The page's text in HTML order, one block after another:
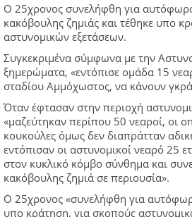
Ο 25χρονος συνελήφθη για
κακόβουλης ζημιάς και τέθηκε υπο
αστυνομικών εξετάσεων.
Συγκεκριμένα σύμφωνα με την
ξημερώματα, «εντόπισε ομάδα 15
σταδίου Αμμόχωστος, να κάνουν
Όταν έφτασαν στην περιοχή
«μαζεύτηκαν περίπου 50 νεαροί, οι
κουκούλες όμως δεν διαπράτταν
εντόπισαν οι αστυνομικοί νεαρό 25
στον κυκλικό κόμβο σύνθημα και
κακόβουλης ζημιά σε περιουσία».
Ο 25χρονος «συνελήφθη για
υπο κράτηση, για σκοπούς